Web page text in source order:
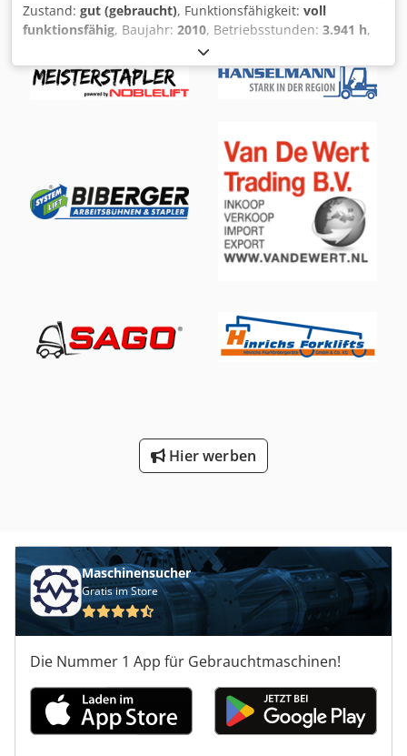
Zustand: gut (gebraucht), Funktionsfähigkeit: voll
funktionsfähig, Baujahr: 2010, Betriebsstunden: 3.941 h,
, Hubhöhe:5.170 mm
mm, Kraftstofftyp:Diesel, Masttyp:Triplex, Bauhöhe:2.530
mm, Ausstattung:Ausziehbare Gabel, Beleuchtung,
Ser.Nr.FN410363, Zinkenverstellgerät, Seitenhub,
Teleskopgabeln, Tragkraft 5000 kg, StVZO Beleuchtung,
Blue-Dot hinten, Triplexmast, Hubhöhe 5170 mm, Bauhöhe
2530 mm, Freihub 1500 mm, Gabellänge 1200 mm – 2250
mm Dedeyngp Hspfx Ab Dewa
Hier werben
Maschinensucher
Gratis im Store
Die Nummer 1 App für Gebrauchtmaschinen!